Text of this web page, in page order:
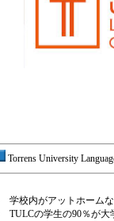
Torrens University
学校内がアットホーム
TULCの学生の90％が大